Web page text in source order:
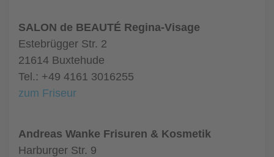
SALON de BEAUTÉ Regina-Visage
Estebrügger Str. 2
21614 Buxtehude
Tel.: +49 4161 3016255
zum Friseur
Andreas Wanke Frisuren & Kosmetik
Harburger Str. 9